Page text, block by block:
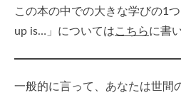
この本の中での大きな学びの1
up is…」についてはこちらに書
一般的に言って、あなたは世間